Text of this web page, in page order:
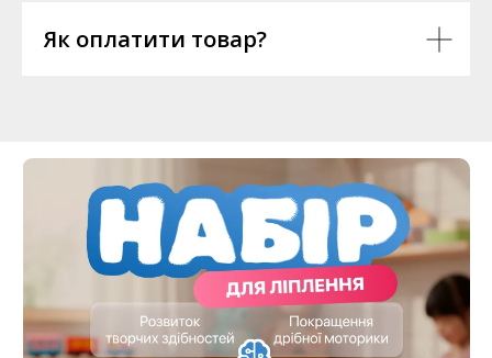
Як оплатити товар?